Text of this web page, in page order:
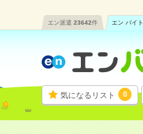
エン派遣 23642件 エン バイト
気になるリスト 0